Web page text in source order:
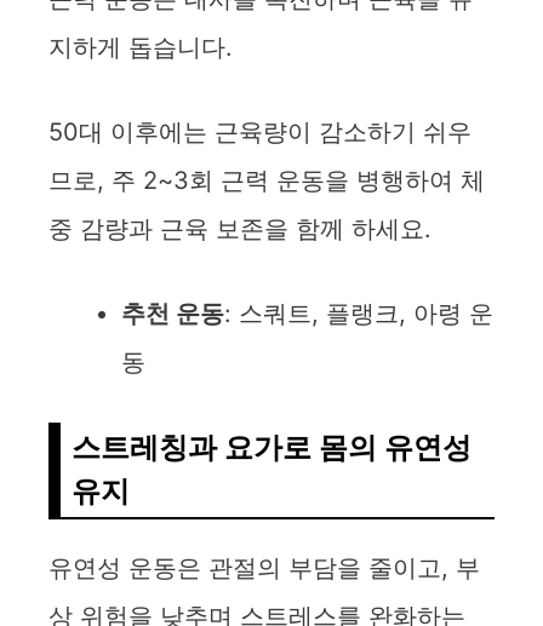
지하게 돕습니다.
50대 이후에는 근육량이 감소하기 쉬우
므로, 주 2~3회 근력 운동을 병행하여 체
중 감량과 근육 보존을 함께 하세요.
추천 운동: 스쿼트, 플랭크, 아령 운
동
스트레칭과 요가로 몸의 유연성
유지
유연성 운동은 관절의 부담을 줄이고, 부
상 위험을 낮추며 스트레스를 완화하는